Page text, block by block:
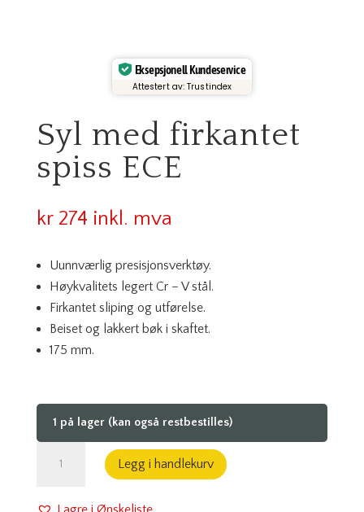
Eksepsjonell Kundeservice
Attestert av: Trustindex
Syl med firkantet
spiss ECE
kr274 inkl. mva
Uunnværlig presisjonsverktøy.
Høykvalitets legert Cr – V stål.
Firkantet sliping og utførelse.
Beiset og lakkert bøk i skaftet.
175 mm.
1 på lager (kan også restbestilles)
Legg i handlekurv